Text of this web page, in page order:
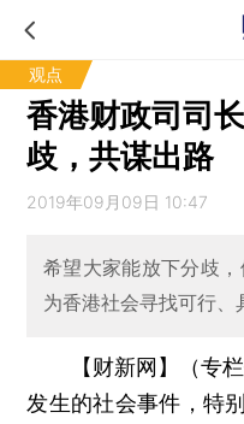
观点
香港财政司司
歧，共谋出路
2019年09月09日 10:47
希望大家能放下分歧
为香港社会寻找可行、
【财新网】（专
发生的社会事件，特